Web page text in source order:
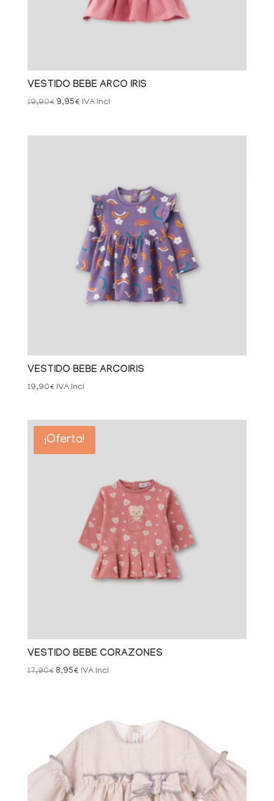
VESTIDO BEBE ARCO IRIS
19,90€ El
9,95€ElIVA Incl
VESTIDO BEBE ARCOIRIS
19,90€ IVA Incl
¡Oferta!
VESTIDO BEBE CORAZONES
17,90€ El
8,95€El
8,95€.
IVA Incl